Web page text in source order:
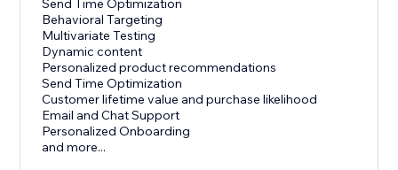
Send Time Optimization
Behavioral Targeting
Multivariate Testing
Dynamic content
Personalized product recommendations
Send Time Optimization
Customer lifetime value and purchase likelihood
Email and Chat Support
Personalized Onboarding
and more...